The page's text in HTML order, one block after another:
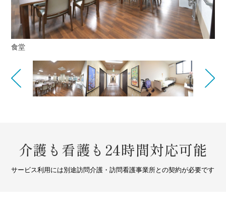
食堂
廊下
Previous
介護も看護も24時間対応可能
サービス利用には別途訪問介護・訪問看護事業所との契約が必要です